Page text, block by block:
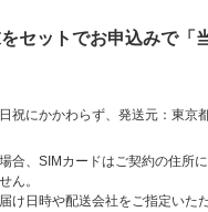
セットでお申込みで「
にかかわらず、発送元：東京
合、SIMカードはご契約の住所
ん。
け日時や配送会社をご指定いた